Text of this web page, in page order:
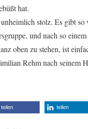
hat.
stolz. Es gibt so
und nach so
oben zu stehen, ist
Rehm nach seinem
teilen teilen